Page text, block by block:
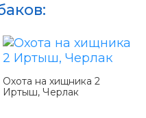
Охота на хищника 2
Иртыш, Черлак